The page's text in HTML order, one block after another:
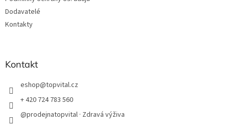
Dodavatelé
Kontakty
Kontakt
eshop@topvital.cz
+ 420 724 783 560
@prodejnatopvital · Zdravá výživa